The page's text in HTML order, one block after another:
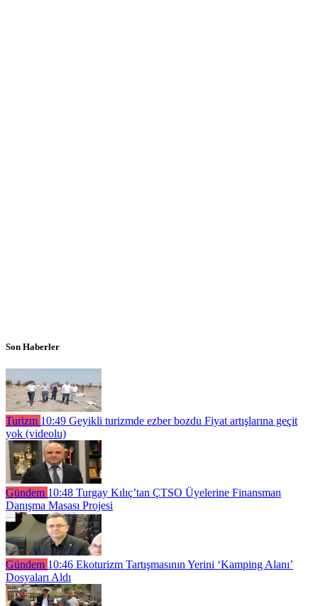
Son Haberler
Turizm 10:49 Geyikli turizmde ezber bozdu Fiyat artışlarına geçit
yok (videolu)
Gündem 10:48 Turgay Kılıç’tan ÇTSO Üyelerine Finansman
Danışma Masası Projesi
Gündem 10:46 Ekoturizm Tartışmasının Yerini ‘Kamping Alanı’
Dosyaları Aldı